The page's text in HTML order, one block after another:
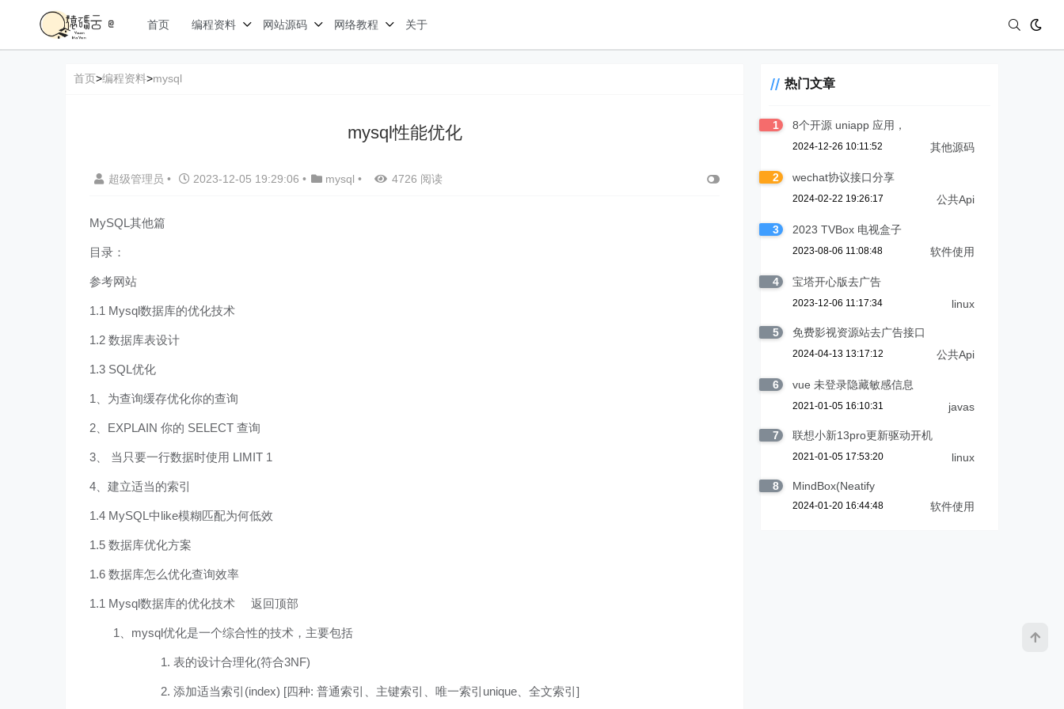
首页 编程资料 网站源码 网络教程 关于
首页>编程资料>mysql
mysql性能优化
超级管理员 • 2023-12-05 19:29:06 • mysql • 4726 阅读
MySQL其他篇
目录：
参考网站
1.1 Mysql数据库的优化技术
1.2 数据库表设计
1.3 SQL优化
1、为查询缓存优化你的查询
2、EXPLAIN 你的 SELECT 查询
3、 当只要一行数据时使用 LIMIT 1
4、建立适当的索引
1.4 MySQL中like模糊匹配为何低效
1.5 数据库优化方案
1.6 数据库怎么优化查询效率
1.1 Mysql数据库的优化技术 返回顶部
1、mysql优化是一个综合性的技术，主要包括
1. 表的设计合理化(符合3NF)
2. 添加适当索引(index) [四种: 普通索引、主键索引、唯一索引unique、全文索引]
热门文章
1 8个开源 uniapp 应用，
2024-12-26 10:11:52 其他源码
2 wechat协议接口分享
2024-02-22 19:26:17 公共Api
3 2023 TVBox 电视盒子
2023-08-06 11:08:48 软件使用
4 宝塔开心版去广告
2023-12-06 11:17:34 linux
5 免费影视资源站去广告接口
2024-04-13 13:17:12 公共Api
6 vue 未登录隐藏敏感信息
2021-01-05 16:10:31 javas
7 联想小新13pro更新驱动开机
2021-01-05 17:53:20 linux
8 MindBox(Neatify
2024-01-20 16:44:48 软件使用